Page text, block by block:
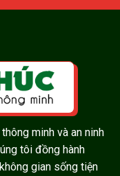
minh và an ninh
tôi đồng hành
gian sống tiện